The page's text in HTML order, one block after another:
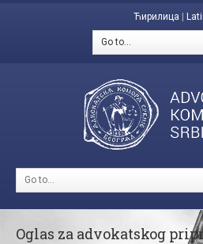
Ћирилица
Go to...
Go to...
Oglas za advokatskog